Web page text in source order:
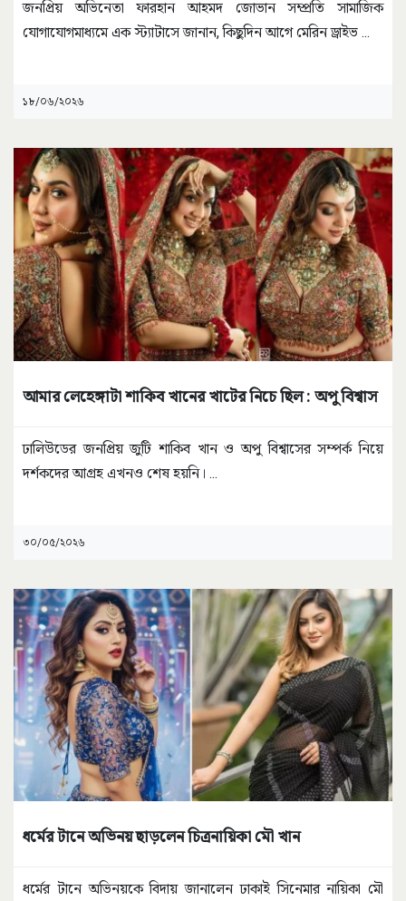
জনপ্রিয় অভিনেতা ফারহান আহমদ জোভান সম্প্রতি সামাজিক
যোগাযোগমাধ্যমে এক স্ট্যাটাসে জানান, কিছুদিন আগে মেরিন ড্রাইভ ...
১৮/০৬/২০২৬
আমার লেহেঙ্গাটা শাকিব খানের খাটের নিচে ছিল : অপু বিশ্বাস
ঢালিউডের জনপ্রিয় জুটি শাকিব খান ও অপু বিশ্বাসের সম্পর্ক নিয়ে
দর্শকদের আগ্রহ এখনও শেষ হয়নি। ...
৩০/০৫/২০২৬
ধর্মের টানে অভিনয় ছাড়লেন চিত্রনায়িকা মৌ খান
ধর্মের টানে অভিনয়কে বিদায় জানালেন ঢাকাই সিনেমার নায়িকা মৌ